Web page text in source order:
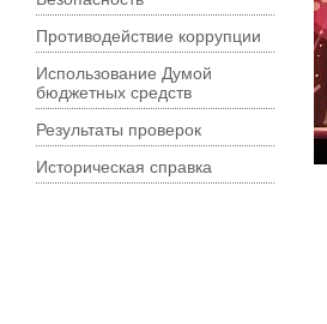
Противодействие коррупции
Использование Думой
бюджетных средств
Результаты проверок
Историческая справка